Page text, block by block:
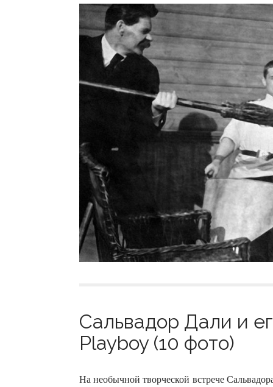
Сальвадор Дали и
Playboy (10 фото)
На необычной творческой встрече